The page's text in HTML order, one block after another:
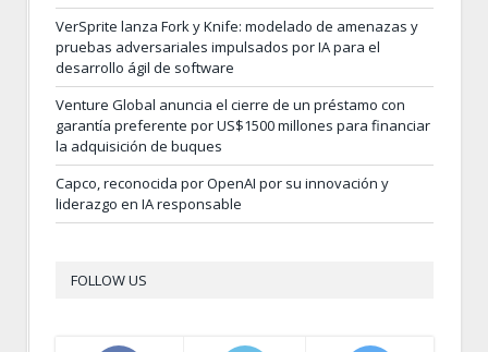
VerSprite lanza Fork y Knife: modelado de amenazas y
pruebas adversariales impulsados por IA para el
desarrollo ágil de software
Venture Global anuncia el cierre de un préstamo con
garantía preferente por US$1500 millones para financiar
la adquisición de buques
Capco, reconocida por OpenAI por su innovación y
liderazgo en IA responsable
FOLLOW US